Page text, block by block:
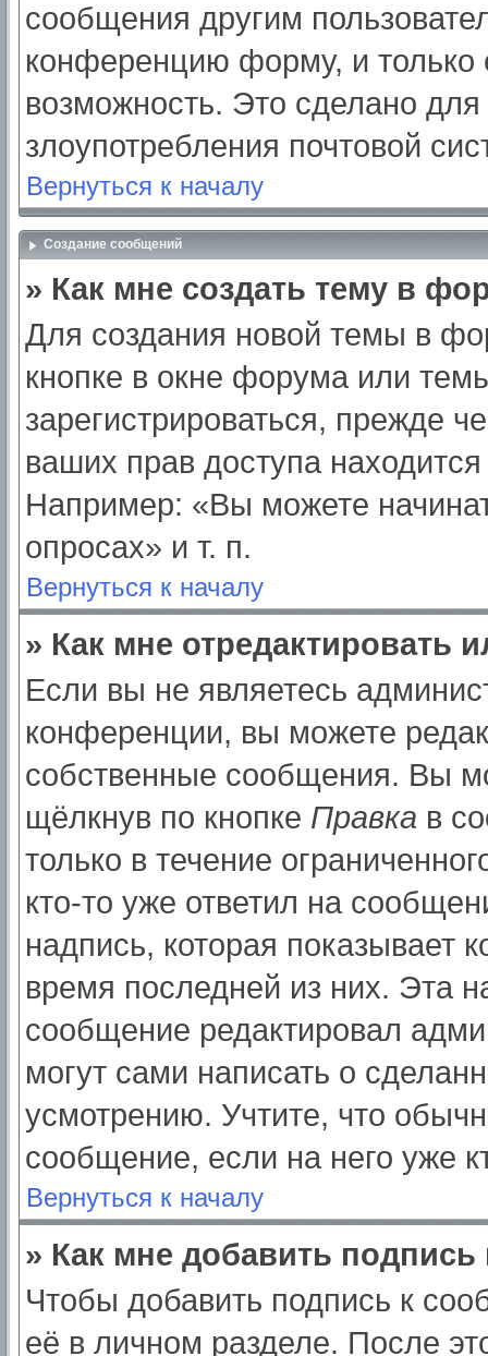
сообщения другим
конференцию форму, и только
возможность. Это сделано для
злоупотребления почтовой
Вернуться к началу
Создание сообщений
» Как мне создать тему в
Для создания новой темы в
кнопке в окне форума или
зарегистрироваться, прежде
ваших прав доступа
Например: «Вы можете
опросах» и т. п.
Вернуться к началу
» Как мне отредактировать
Если вы не являетесь
конференции, вы можете
собственные сообщения. Вы
щёлкнув по кнопке Правка в
только в течение
кто-то уже ответил на
надпись, которая показывает
время последней из них. Эта
сообщение редактировал
могут сами написать о
усмотрению. Учтите, что
сообщение, если на него уже
Вернуться к началу
» Как мне добавить
Чтобы добавить подпись к
её в личном разделе. После